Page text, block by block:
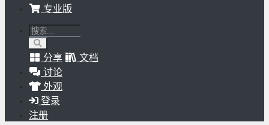
专业版
分享
文档
讨论
外观
登录
注册